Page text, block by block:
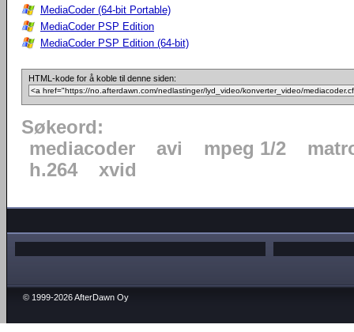
MediaCoder (64-bit Portable)
MediaCoder PSP Edition
MediaCoder PSP Edition (64-bit)
HTML-kode for å koble til denne siden:
Søkeord:
mediacoder
avi mpeg 1/2
h.264
xvid
© 1999-2026 AfterDawn Oy